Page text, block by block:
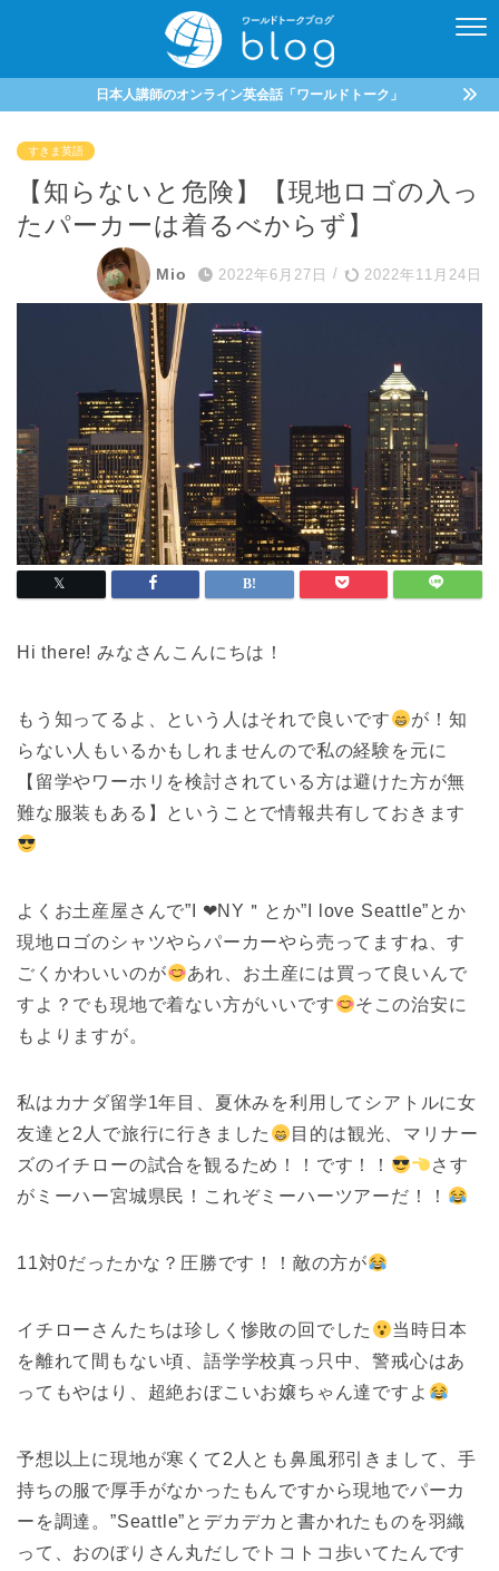
日本人講師のオンライン英会話「ワールドトーク」
すきま英語
【知らないと危険】【現地ロゴの入っ
たパーカーは着るべからず】
Mio 2022年6月27日 / 2022年11月24日
Hi there! みなさんこんにちは！
もう知ってるよ、という人はそれで良いです
が！知
らない人もいるかもしれませんので私の経験を元に
【留学やワーホリを検討されている方は避けた方が無
難な服装もある】ということで情報共有しておきます
よくお土産屋さんで”I ❤︎NY＂とか”I love Seattle”とか
現地ロゴのシャツやらパーカーやら売ってますね、す
ごくかわいいのが
あれ、お土産には買って良いんで
すよ？でも現地で着ない方がいいです
そこの治安に
もよりますが。
私はカナダ留学1年目、夏休みを利用してシアトルに女
友達と2人で旅行に行きました
目的は観光、マリナー
ズのイチローの試合を観るため！！です！！
さす
がミーハー宮城県民！これぞミーハーツアーだ！！
11対0だったかな？圧勝です！！敵の方が
イチローさんたちは珍しく惨敗の回でした
当時日本
を離れて間もない頃、語学学校真っ只中、警戒心はあ
ってもやはり、超絶おぼこいお嬢ちゃん達ですよ
予想以上に現地が寒くて2人とも鼻風邪引きまして、手
持ちの服で厚手がなかったもんですから現地でパーカ
ーを調達。”Seattle”とデカデカと書かれたものを羽織
って、おのぼりさん丸だしでトコトコ歩いてたんです